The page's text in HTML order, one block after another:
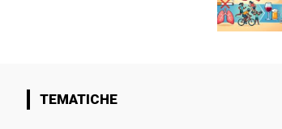
TEMATICHE